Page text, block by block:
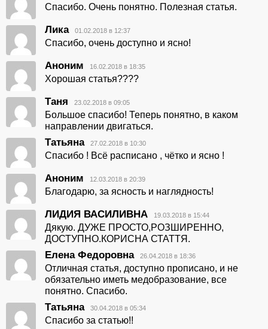
Спасибо. Очень понятно. Полезная статья.
Лика 01.02.2018 в 12:37
Спасибо, очень доступно и ясно!
Аноним 16.02.2018 в 18:35
Хорошая статья????
Таня 23.02.2018 в 09:05
Большое спасибо! Теперь понятно, в каком
направлении двигаться.
Татьяна 27.02.2018 в 10:30
Спасибо ! Всё расписано , чётко и ясно !
Аноним 12.03.2018 в 20:39
Благодарю, за ясность и наглядность!
ЛИДИЯ ВАСИЛИВНА 19.03.2018 в 15:44
Дякую. ДУЖЕ ПРОСТО,РОЗШИРЕННО,
ДОСТУПНО.КОРИСНА СТАТТЯ.
Елена Федоровна 26.04.2018 в 18:36
Отличная статья, доступно прописано, и не
обязательно иметь медобразование, все
понятно. Спасибо.
Татьяна 30.04.2018 в 05:34
Спасибо за статью!!